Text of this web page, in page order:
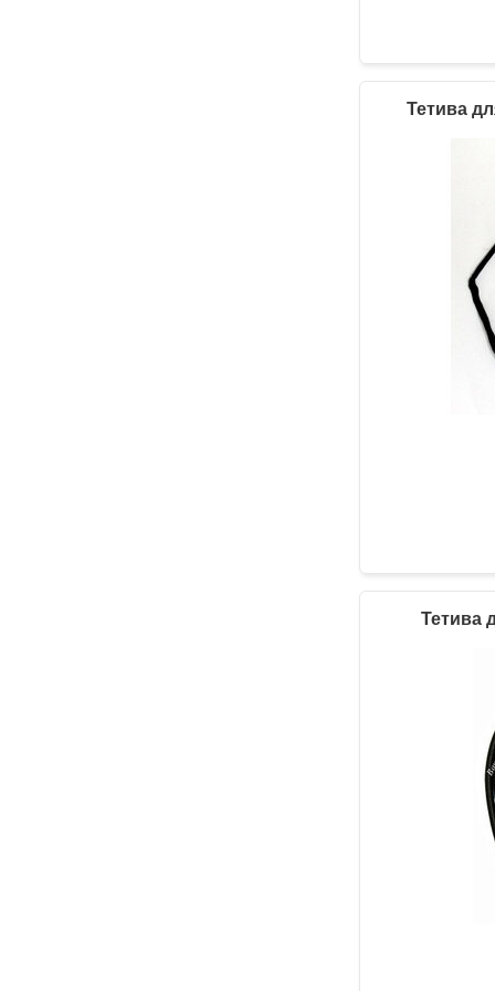
Тетива
Тетива